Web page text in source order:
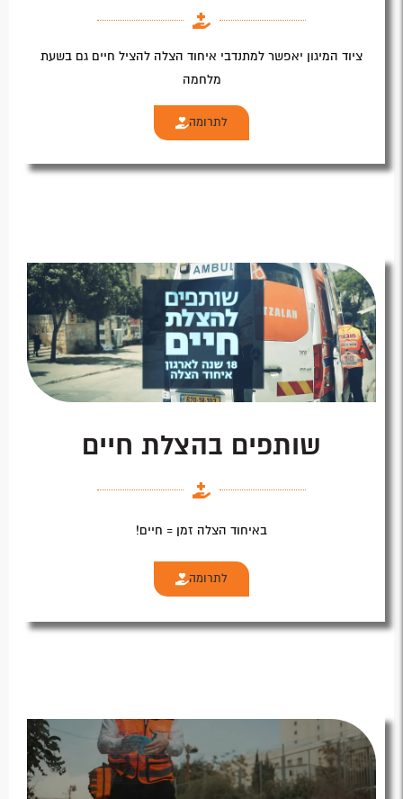
ציוד המיגון יאפשר למתנדבי איחוד הצלה להציל חיים גם בשעת
מלחמה
לתרומה
שותפים בהצלת חיים
באיחוד הצלה זמן = חיים!
לתרומה